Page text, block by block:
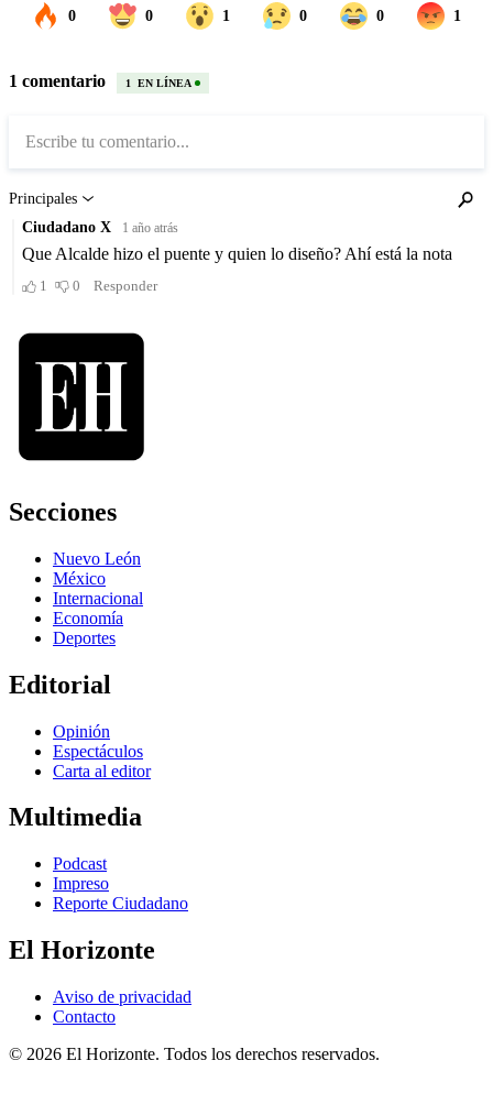
Secciones
Nuevo León
México
Internacional
Economía
Deportes
Editorial
Opinión
Espectáculos
Carta al editor
Multimedia
Podcast
Impreso
Reporte Ciudadano
El Horizonte
Aviso de privacidad
Contacto
© 2026 El Horizonte. Todos los derechos reservados.